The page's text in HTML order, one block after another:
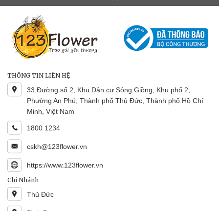
THÔNG TIN LIÊN HỆ
33 Đường số 2, Khu Dân cư Sông Giồng, Khu phố 2,
Phường An Phú, Thành phố Thủ Đức, Thành phố Hồ Chí
Minh, Việt Nam
1800 1234
cskh@123flower.vn
https://www.123flower.vn
Chi Nhánh
Thủ Đức